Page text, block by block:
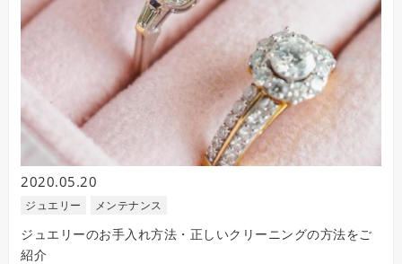
2020.05.20
ジュエリー メンテナンス
ジュエリーのお手入れ方法・正しいクリーニングの方法をご
紹介